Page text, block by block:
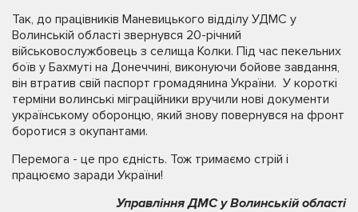
Так, до працівників Маневицького відділу УДМС у
Волинській області звернувся 20-річний
військовослужбовець з селища Колки. Під час пекельних
боїв у Бахмуті на Донеччині, виконуючи бойове завдання,
він втратив свій паспорт громадянина України. У короткі
терміни волинські міграційники вручили нові документи
українському оборонцю, який знову повернувся на фронт
боротися з окупантами.
Перемога - це про єдність. Тож тримаємо стрій і
працюємо заради України!
Управління ДМС у Волинській області